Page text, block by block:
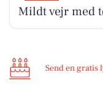
Mildt vejr med
Send en gratis